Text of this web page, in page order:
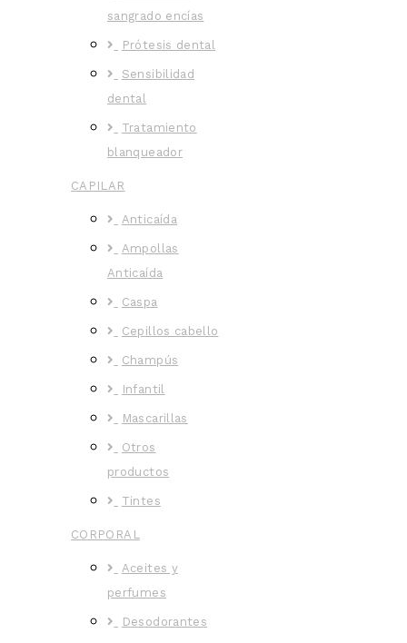
sangrado encías
Prótesis dental
Sensibilidad
dental
Tratamiento
blanqueador
CAPILAR
Anticaída
Ampollas
Anticaída
Caspa
Cepillos cabello
Champús
Infantil
Mascarillas
Otros
productos
Tintes
CORPORAL
Aceites y
perfumes
Desodorantes